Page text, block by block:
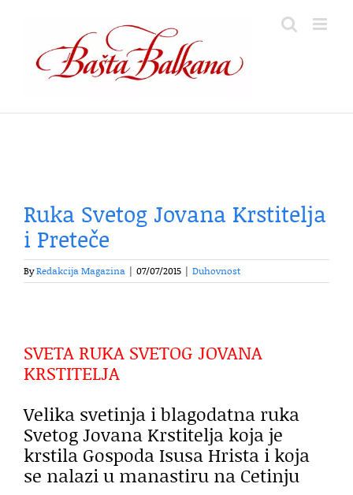
content
Ruka Svetog Jovana Krstitelja
i Preteče
ByRedakcija Magazina 07/07/2015 Duhovnost
SVETA RUKA SVETOG JOVANA
KRSTITELJA
Velika svetinja i blagodatna ruka
Svetog Jovana Krstitelja koja je
krstila Gospoda Isusa Hrista i koja
se nalazi u manastiru na Cetinju